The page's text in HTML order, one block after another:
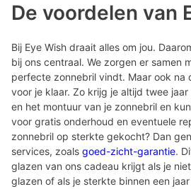
De voordelen van
Bij Eye Wish draait alles om jou.
bij ons centraal. We zorgen er samen
perfecte zonnebril vindt. Maar ook na
voor je klaar. Zo krijg je altijd twee
en het montuur van je zonnebril en
voor gratis onderhoud en eventuele
zonnebril op sterkte gekocht? Dan
services, zoals goed-zicht-garantie.
glazen van ons cadeau krijgt als je
glazen of als je sterkte binnen een